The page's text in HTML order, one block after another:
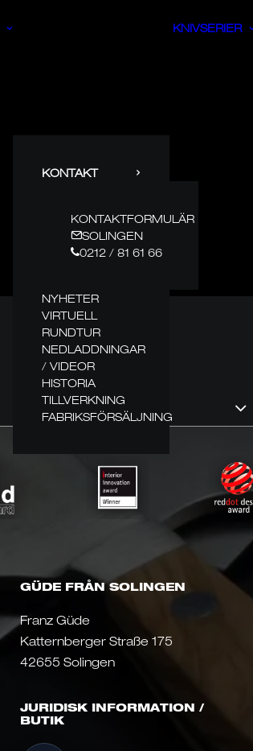
KONTAKT
KONTAKTFORMULÄR
SOLINGEN
0212 / 81 61 66
NYHETER
VIRTUELL
RUNDTUR
NEDLADDNINGAR
/ VIDEOR
HISTORIA
TILLVERKNING
FABRIKSFÖRSÄLJNING
KNIVSERIER
GÜDE FRÅN SOLINGEN
Franz Güde
Katternberger Straße 175
42655 Solingen
JURIDISK INFORMATION /
BUTIK